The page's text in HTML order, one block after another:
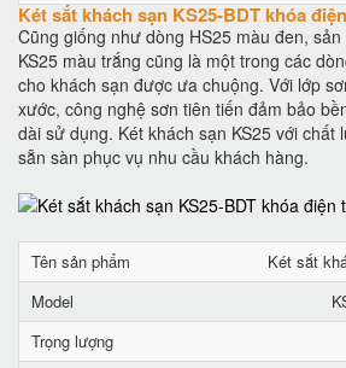
Két sắt khách sạn KS25-BDT khóa
Cũng giống như dòng HS25 màu đen,
KS25 màu trắng cũng là một trong các
cho khách sạn được ưa chuộng. Với lớp
xước, công nghệ sơn tiên tiến đảm bảo
dài sử dụng. Két khách sạn KS25 với chất
sẵn sàn phục vụ nhu cầu khách hàng.
Tên sản phẩm
Két sắt
Model
Trọng lượng